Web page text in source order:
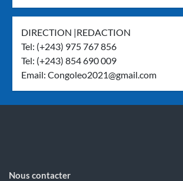
DIRECTION |REDACTION
Tel: (+243) 975 767 856
Tel: (+243) 854 690 009
Email:Congoleo2021@gmail.com
Nous contacter